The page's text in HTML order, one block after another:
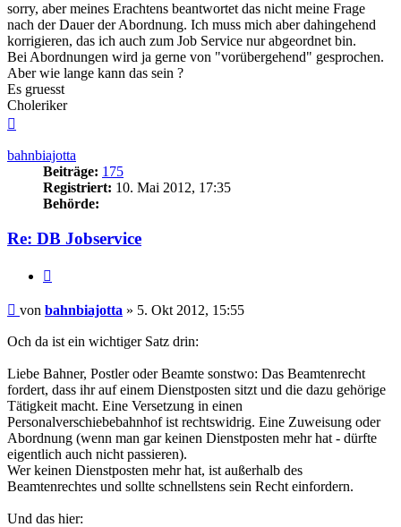
sorry, aber meines Erachtens beantwortet das nicht meine Frage
nach der Dauer der Abordnung. Ich muss mich aber dahingehend
korrigieren, das ich auch zum Job Service nur abgeordnet bin.
Bei Abordnungen wird ja gerne von "vorübergehend" gesprochen.
Aber wie lange kann das sein ?
Es gruesst
Choleriker
bahnbiajotta
Beiträge: 175
Registriert: 10. Mai 2012, 17:35
Behörde:
Re: DB Jobservice
Beitrag
von bahnbiajotta » 5. Okt 2012, 15:55
Och da ist ein wichtiger Satz drin:
Liebe Bahner, Postler oder Beamte sonstwo: Das Beamtenrecht
fordert, dass ihr auf einem Dienstposten sitzt und die dazu gehörige
Tätigkeit macht. Eine Versetzung in einen
Personalverschiebebahnhof ist rechtswidrig. Eine Zuweisung oder
Abordnung (wenn man gar keinen Dienstposten mehr hat - dürfte
eigentlich auch nicht passieren).
Wer keinen Dienstposten mehr hat, ist außerhalb des
Beamtenrechtes und sollte schnellstens sein Recht einfordern.
Und das hier: